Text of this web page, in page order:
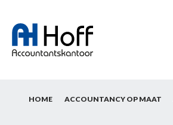
HOME ACCOUNTANCY OP MAAT